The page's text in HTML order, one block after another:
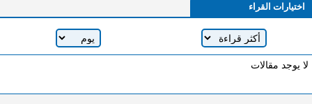
اختيارات القراء
لا يوجد مقالات